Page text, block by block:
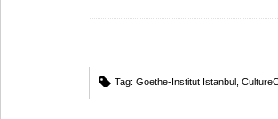
Tag: Goethe-Institut Istanbul